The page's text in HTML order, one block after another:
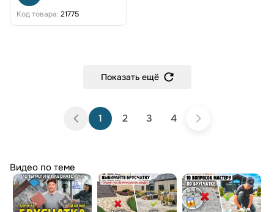
Код товара: 21775
Показать ещё
1 2 3 4
Видео по теме